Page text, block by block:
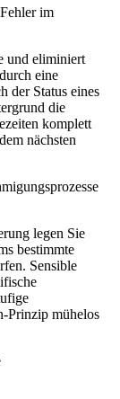
im
und eliminiert
eine
der Status eines
die
komplett
nächsten
legen Sie
bestimmte
Sensible
Prinzip mühelos